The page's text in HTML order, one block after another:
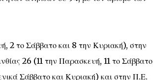
2 το Σάββατο και 8 την Κυριακή), στην
26 (11 την Παρασκευή, 11 το Σάββατο
Σάββατο και Κυριακή) και στην Π.Ε.